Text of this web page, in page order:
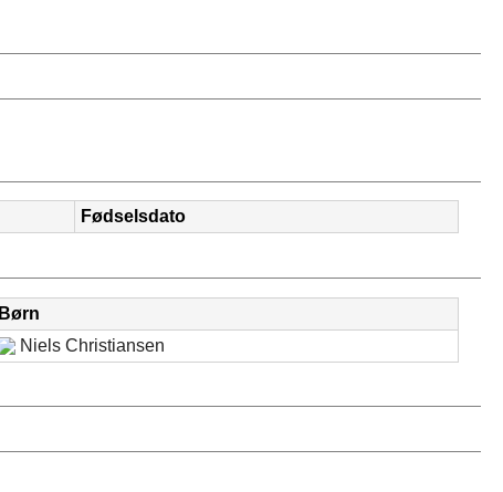
Fødselsdato
Børn
Niels Christiansen